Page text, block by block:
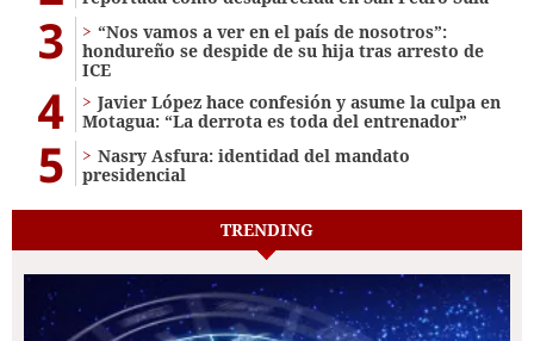
3
“Nos vamos a ver en el país de nosotros”:
hondureño se despide de su hija tras arresto de
ICE
4
Javier López hace confesión y asume la culpa en
Motagua: “La derrota es toda del entrenador”
5
Nasry Asfura: identidad del mandato
presidencial
TRENDING